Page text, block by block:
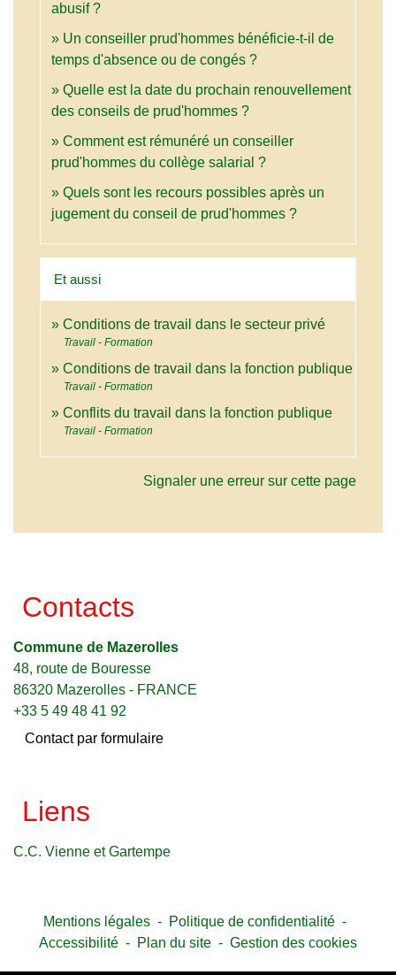
abusif ?
Un conseiller prud'hommes bénéficie-t-il de
temps d'absence ou de congés ?
Quelle est la date du prochain renouvellement
des conseils de prud'hommes ?
Comment est rémunéré un conseiller
prud'hommes du collège salarial ?
Quels sont les recours possibles après un
jugement du conseil de prud'hommes ?
Et aussi
Conditions de travail dans le secteur privé
Travail - Formation
Conditions de travail dans la fonction publique
Travail - Formation
Conflits du travail dans la fonction publique
Travail - Formation
Signaler une erreur sur cette page
Contacts
Commune de Mazerolles
48, route de Bouresse
86320 Mazerolles - FRANCE
+33 5 49 48 41 92
Contact par formulaire
Liens
C.C. Vienne et Gartempe
Mentions légales - Politique de confidentialité -
Accessibilité - Plan du site - Gestion des cookies